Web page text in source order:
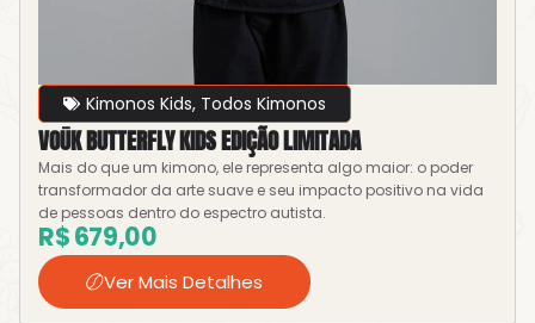
Kimonos Kids, Todos Kimonos
VOŪK BUTTERFLY KIDS EDIÇÃO LIMITADA
Mais do que um kimono, ele representa algo maior: o poder
transformador da arte suave e seu impacto positivo na vida
de pessoas dentro do espectro autista.
R$679,00
Ver Mais Detalhes